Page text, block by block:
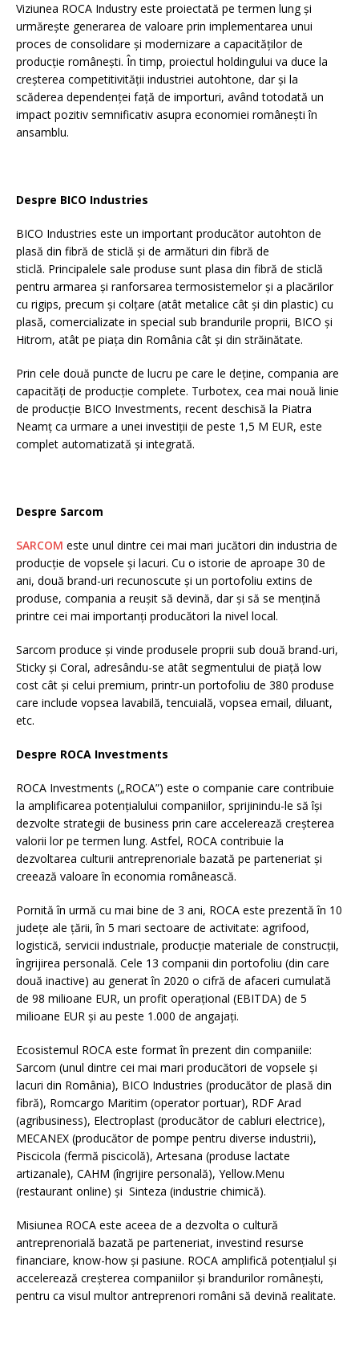
Viziunea ROCA Industry este proiectată pe termen lung și
urmărește generarea de valoare prin implementarea unui
proces de consolidare și modernizare a capacităților de
producție românești. În timp, proiectul holdingului va duce la
creșterea competitivității industriei autohtone, dar și la
scăderea dependenței față de importuri, având totodată un
impact pozitiv semnificativ asupra economiei românești în
ansamblu.
Despre BICO Industries
BICO Industries este un important producător autohton de
plasă din fibră de sticlă și de armături din fibră de
sticlă. Principalele sale produse sunt plasa din fibră de sticlă
pentru armarea și ranforsarea termosistemelor și a placărilor
cu rigips, precum și colțare (atât metalice cât și din plastic) cu
plasă, comercializate in special sub brandurile proprii, BICO și
Hitrom, atât pe piața din România cât și din străinătate.
Prin cele două puncte de lucru pe care le deține, compania are
capacități de producție complete. Turbotex, cea mai nouă linie
de producție BICO Investments, recent deschisă la Piatra
Neamț ca urmare a unei investiții de peste 1,5 M EUR, este
complet automatizată și integrată.
Despre Sarcom
SARCOM este unul dintre cei mai mari jucători din industria de
producție de vopsele și lacuri. Cu o istorie de aproape 30 de
ani, două brand-uri recunoscute și un portofoliu extins de
produse, compania a reușit să devină, dar și să se mențină
printre cei mai importanți producători la nivel local.
Sarcom produce și vinde produsele proprii sub două brand-uri,
Sticky și Coral, adresându-se atât segmentului de piață low
cost cât și celui premium, printr-un portofoliu de 380 produse
care include vopsea lavabilă, tencuială, vopsea email, diluant,
etc.
Despre ROCA Investments
ROCA Investments („ROCA”) este o companie care contribuie
la amplificarea potențialului companiilor, sprijinindu-le să își
dezvolte strategii de business prin care accelerează creșterea
valorii lor pe termen lung. Astfel, ROCA contribuie la
dezvoltarea culturii antreprenoriale bazată pe parteneriat și
creează valoare în economia românească.
Pornită în urmă cu mai bine de 3 ani, ROCA este prezentă în 10
județe ale țării, în 5 mari sectoare de activitate: agrifood,
logistică, servicii industriale, producție materiale de construcții,
îngrijirea personală. Cele 13 companii din portofoliu (din care
două inactive) au generat în 2020 o cifră de afaceri cumulată
de 98 milioane EUR, un profit operațional (EBITDA) de 5
milioane EUR și au peste 1.000 de angajați.
Ecosistemul ROCA este format în prezent din companiile:
Sarcom (unul dintre cei mai mari producători de vopsele și
lacuri din România), BICO Industries (producător de plasă din
fibră), Romcargo Maritim (operator portuar), RDF Arad
(agribusiness), Electroplast (producător de cabluri electrice),
MECANEX (producător de pompe pentru diverse industrii),
Piscicola (fermă piscicolă), Artesana (produse lactate
artizanale), CAHM (îngrijire personală), Yellow.Menu
(restaurant online) și Sinteza (industrie chimică).
Misiunea ROCA este aceea de a dezvolta o cultură
antreprenorială bazată pe parteneriat, investind resurse
financiare, know-how și pasiune. ROCA amplifică potențialul și
accelerează creșterea companiilor și brandurilor românești,
pentru ca visul multor antreprenori români să devină realitate.